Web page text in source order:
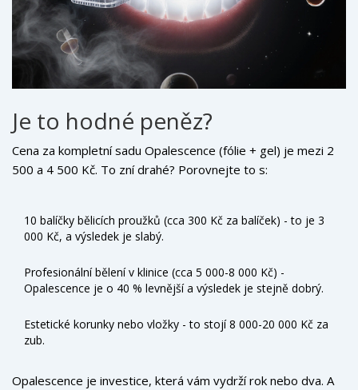
Je to hodné peněz?
Cena za kompletní sadu Opalescence (fólie + gel) je mezi 2
500 a 4 500 Kč. To zní drahé? Porovnejte to s:
10 balíčky bělicích proužků (cca 300 Kč za balíček) - to je 3
000 Kč, a výsledek je slabý.
Profesionální bělení v klinice (cca 5 000-8 000 Kč) -
Opalescence je o 40 % levnější a výsledek je stejně dobrý.
Estetické korunky nebo vložky - to stojí 8 000-20 000 Kč za
zub.
Opalescence je investice, která vám vydrží rok nebo dva. A